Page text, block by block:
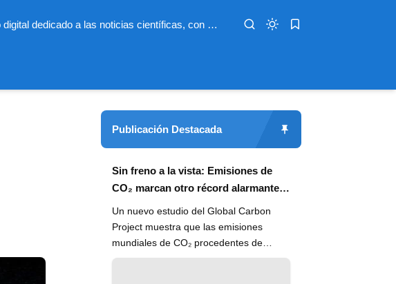
Infoterio es un medio digital dedicado a las noticias científicas, con artículos extensos y bien documentados sobre salud, medioambiente, tecnología, espacio, psicología, evolución y más. Nuestro objetivo es hacer accesible el conocimiento científico a lectores de habla hispana en todo el mundo, con información actualizada, fuentes confiables y explicaciones claras que conectan la ciencia con la vida cotidiana.
Publicación Destacada
Sin freno a la vista: Emisiones de
CO₂ marcan otro récord alarmante
en 2024
Un nuevo estudio del Global Carbon
Project muestra que las emisiones
mundiales de CO₂ procedentes de
combustibles fósiles han alcanzado un